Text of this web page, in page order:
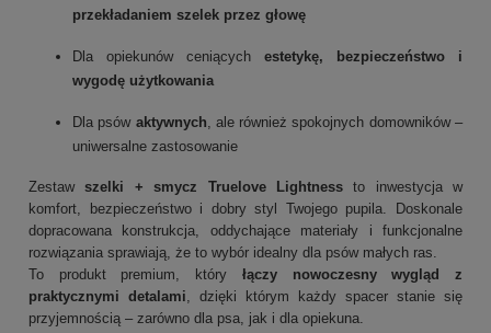
przekładaniem szelek przez głowę
Dla opiekunów ceniących estetykę, bezpieczeństwo i
wygodę użytkowania
Dla psów aktywnych , ale również spokojnych domowników –
uniwersalne zastosowanie
Zestawszelki + smycz Truelove Lightnessto inwestycja w
komfort, bezpieczeństwo i dobry styl Twojego pupila. Doskonale
dopracowana konstrukcja, oddychające materiały i funkcjonalne
rozwiązania sprawiają, że to wybór idealny dla psów małych ras.
To produkt premium, który łączy nowoczesny wygląd z
praktycznymi detalami , dzięki którym każdy spacer stanie się
przyjemnością – zarówno dla psa, jak i dla opiekuna.